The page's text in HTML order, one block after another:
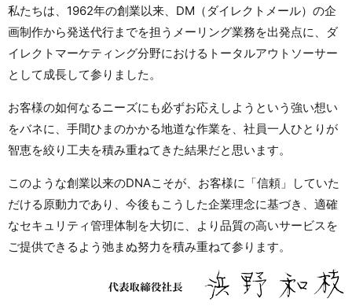
私たちは、1962年の創業以来、DM（ダイレクトメール）の企
画制作から発送代行までを担うメーリング業務を出発点に、ダ
イレクトマーケティング分野におけるトータルアウトソーサー
として成長して参りました。
お客様の如何なるニーズにも必ずお応えしようという強い想い
をバネに、手間ひまのかかる地道な作業を、社員一人ひとりが
智恵を絞り工夫を積み重ねてきた結果だと思います。
このような創業以来のDNAこそが、お客様に「信頼」していた
だける原動力であり、今後もこうした企業理念に基づき、適確
なセキュリティ管理体制を大切に、より品質の高いサービスを
ご提供できるよう弛まぬ努力を積み重ねて参ります。